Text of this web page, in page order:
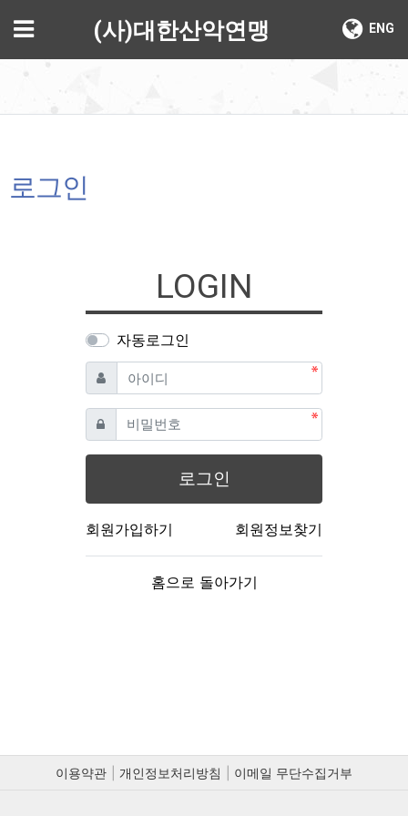
메뉴 ENG
(사)대한산악연맹
로그인
LOGIN
자동로그인
아이디 필수
비밀번호필수
로그인
회원가입하기 회원정보찾기
홈으로 돌아가기
이용약관 개인정보처리방침 이메일 무단수집거부